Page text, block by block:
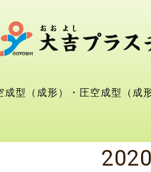
成型（成形）・圧空成型（成形